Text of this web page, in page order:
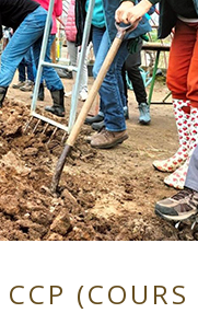
(COURS